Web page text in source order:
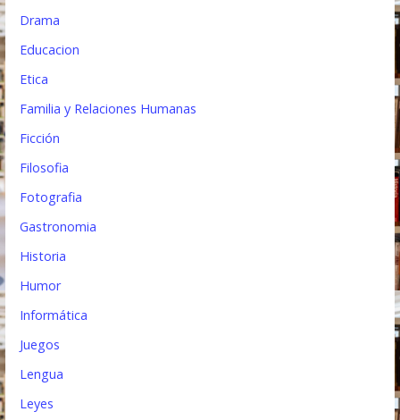
Drama
Educacion
Etica
Familia y Relaciones Humanas
Ficción
Filosofia
Fotografia
Gastronomia
Historia
Humor
Informática
Juegos
Lengua
Leyes